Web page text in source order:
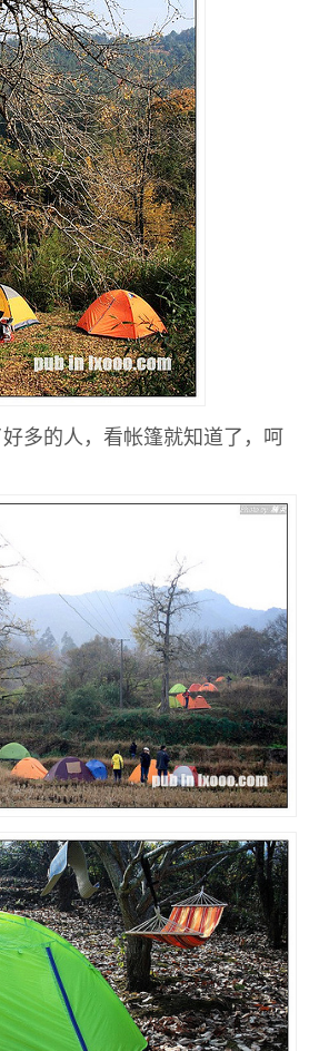
多的人，看帐篷就知道了，呵